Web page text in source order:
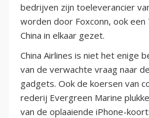
bedrijven zijn toeleverancier
worden door Foxconn, ook
China in elkaar gezet.
China Airlines is niet het enige
van de verwachte vraag naar
gadgets. Ook de koersen van
rederij Evergreen Marine
van de oplaaiende iPhone-